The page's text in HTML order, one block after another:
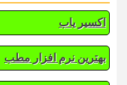
اکسیر یاب
بهترین نرم افزار مطب